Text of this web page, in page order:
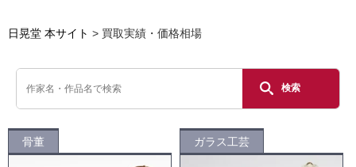
日晃堂 本サイト 買取実績・価格相場
検索
骨董 ガラス工芸